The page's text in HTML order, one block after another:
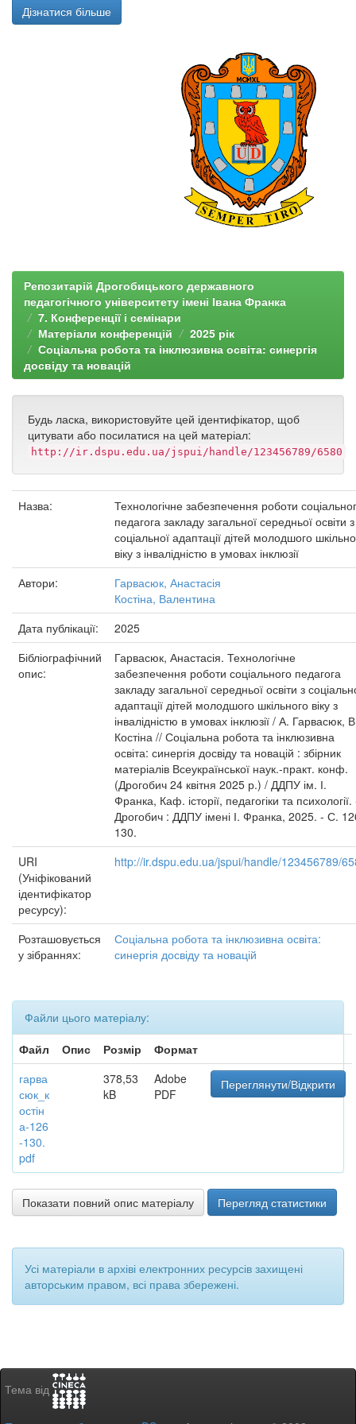
Дізнатися більше
Репозитарій Дрогобицького державного
педагогічного університету імені Івана Франка
7. Конференції і семінари
Матеріали конференцій
2025 рік
Соціальна робота та інклюзивна освіта: синергія
досвіду та новацій
Будь ласка, використовуйте цей ідентифікатор, щоб
цитувати або посилатися на цей матеріал:
http://ir.dspu.edu.ua/jspui/handle/123456789/6580
Назва:
Технологічне забезпечення роботи
педагога закладу загальної середньої освіти з
соціальної адаптації дітей молодшого
віку з інвалідністю в умовах інклюзії
Автори:
Гарвасюк, Анастасія
Костіна, Валентина
Дата публікації:
2025
Бібліографічний
опис:
Гарвасюк, Анастасія. Технологічне
забезпечення роботи соціального педагога
закладу загальної середньої освіти з
адаптації дітей молодшого шкільного віку з
інвалідністю в умовах інклюзії / А. Гарвасюк,
Костіна // Соціальна робота та інклюзивна
освіта: синергія досвіду та новацій : збірник
матеріалів Всеукраїнської наук.-практ. конф.
(Дрогобич 24 квітня 2025 р.) / ДДПУ ім. І.
Франка, Каф. історії, педагогіки та психології.
Дрогобич : ДДПУ імені І. Франка, 2025. - С.
130.
URI
(Уніфікований
ідентифікатор
ресурсу):
http://ir.dspu.edu.ua/jspui/handle/123456789/
Розташовується
у зібраннях:
Соціальна робота та інклюзивна освіта:
синергія досвіду та новацій
Файли цього матеріалу:
Файл
Опис Розмір
Формат
гарва
сюк_к
остін
а-126
-130.
pdf
378,53
kB
Adobe
PDF
Переглянути/Відкрити
Показати повний опис матеріалу Перегляд статистики
Усі матеріали в архіві електронних ресурсів захищені
авторським правом, всі права збережені.
Тема від